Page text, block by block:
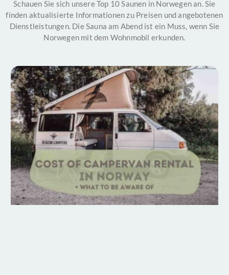
Schauen Sie sich unsere Top 10 Saunen in Norwegen an. Sie
finden aktualisierte Informationen zu Preisen und angebotenen
Dienstleistungen. Die Sauna am Abend ist ein Muss, wenn Sie
Norwegen mit dem Wohnmobil erkunden.